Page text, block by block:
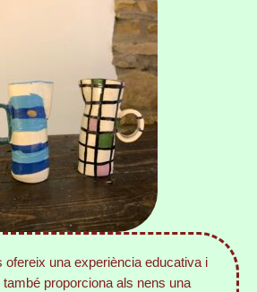
ofereix una experiència educativa i
proporciona als nens una